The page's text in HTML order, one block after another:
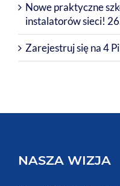
Nowe praktyczne
instalatorów sieci!
Zarejestruj się na 4
NASZA WIZJA